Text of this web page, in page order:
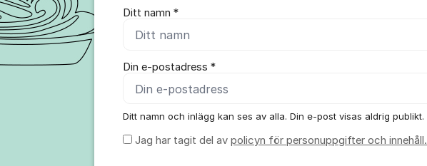
Ditt namn *
Din e-postadress *
Ditt namn och inlägg kan ses av alla. Din e-post visas aldrig publikt.
Jag har tagit del av policyn för personuppgifter och innehåll.